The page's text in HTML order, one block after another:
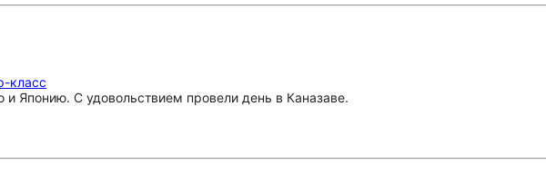
класс
Японию. С удовольствием провели день в Каназаве.